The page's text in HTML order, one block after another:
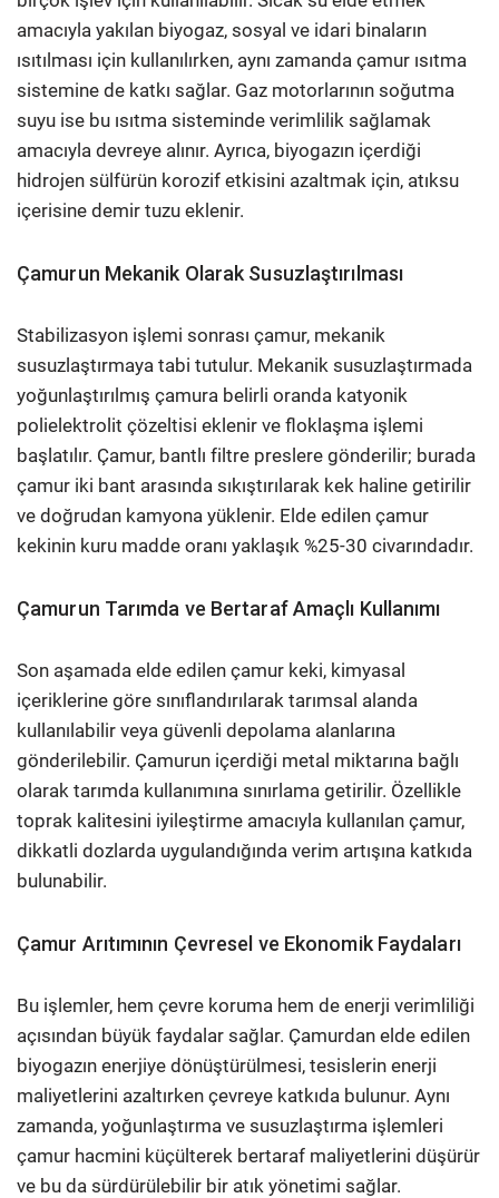
amacıyla yakılan biyogaz, sosyal ve idari binaların
ısıtılması için kullanılırken, aynı zamanda çamur ısıtma
sistemine de katkı sağlar. Gaz motorlarının soğutma
suyu ise bu ısıtma sisteminde verimlilik sağlamak
amacıyla devreye alınır. Ayrıca, biyogazın içerdiği
hidrojen sülfürün korozif etkisini azaltmak için, atıksu
içerisine demir tuzu eklenir.
Çamurun Mekanik Olarak Susuzlaştırılması
Stabilizasyon işlemi sonrası çamur, mekanik
susuzlaştırmaya tabi tutulur. Mekanik susuzlaştırmada
yoğunlaştırılmış çamura belirli oranda katyonik
polielektrolit çözeltisi eklenir ve floklaşma işlemi
başlatılır. Çamur, bantlı filtre preslere gönderilir; burada
çamur iki bant arasında sıkıştırılarak kek haline getirilir
ve doğrudan kamyona yüklenir. Elde edilen çamur
kekinin kuru madde oranı yaklaşık %25-30 civarındadır.
Çamurun Tarımda ve Bertaraf Amaçlı Kullanımı
Son aşamada elde edilen çamur keki, kimyasal
içeriklerine göre sınıflandırılarak tarımsal alanda
kullanılabilir veya güvenli depolama alanlarına
gönderilebilir. Çamurun içerdiği metal miktarına bağlı
olarak tarımda kullanımına sınırlama getirilir. Özellikle
toprak kalitesini iyileştirme amacıyla kullanılan çamur,
dikkatli dozlarda uygulandığında verim artışına katkıda
bulunabilir.
Çamur Arıtımının Çevresel ve Ekonomik Faydaları
Bu işlemler, hem çevre koruma hem de enerji verimliliği
açısından büyük faydalar sağlar. Çamurdan elde edilen
biyogazın enerjiye dönüştürülmesi, tesislerin enerji
maliyetlerini azaltırken çevreye katkıda bulunur. Aynı
zamanda, yoğunlaştırma ve susuzlaştırma işlemleri
çamur hacmini küçülterek bertaraf maliyetlerini düşürür
ve bu da sürdürülebilir bir atık yönetimi sağlar.